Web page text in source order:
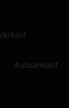
Autoankauf